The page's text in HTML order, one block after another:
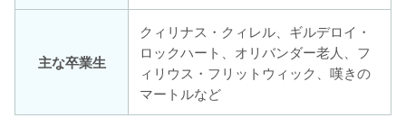
主な卒業生
クィリナス・クィレル、ギルデロイ・
ロックハート、オリバンダー老人、フ
ィリウス・フリットウィック、嘆きの
マートルなど